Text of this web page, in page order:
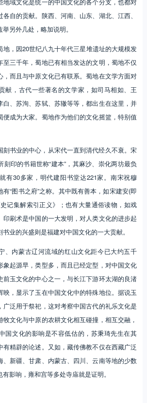
地域文化是统一的中国文化的各个分支，也都对
自的贡献。陕西、河南、山东、湖北、江西、
另外几处，略加说明。
地，因20世纪八九十年代三星堆遗址的大规模发
至三千年，蜀地已有相当发达的文明，蜀地不仅
，而且与中原文化已有联系。蜀地在文学方面对
献，古代一些著名的文学家，如司马相如、王
白、苏洵、苏轼、苏辙等等，都出生在这里，并
便成为大家。蜀地作为他们的文化摇篮，特别值
刻书业的中心，从宋代一直到清代经久不衰。宋
刻印的书籍世称“建本”，其麻沙、崇化两坊最负
有30多家，明代建阳书堂达221家。南宋祝穆
有“图书之府”之称。其中既有善本，如宋建安(即
记集解索引正义》；也有大量通俗读物，如戏
印刷术是中国的一大发明，对人类文化的进步起
业的兴盛则是福建对中国文化的一大贡献。
、内蒙古辽河流域的红山文化距今已大约五千
象起源早，类型多，而且已经定型，对中国文化
前玉文化的中心之一，与长江下游环太湖的良渚
映，显示了玉在中国文化中的特殊地位。据说玉
广泛用于祭祀，这对考察中国古代的礼乐文化是
文化与中原的农耕文化相互碰撞，相互交融，
国文化的影响是不容低估的，苏秉琦先生在其
有精辟的论述。又如，藏传佛教不仅在西藏广泛
、新疆、甘肃、内蒙古、四川、云南等地的少数
影响，雍和宫等多处寺庙就是证明。